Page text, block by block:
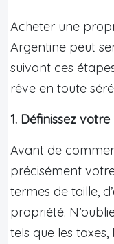
Acheter une
Argentine peut
suivant ces
rêve en toute
1. Définissez
Avant de
précisément
termes de taille,
propriété.
tels que les